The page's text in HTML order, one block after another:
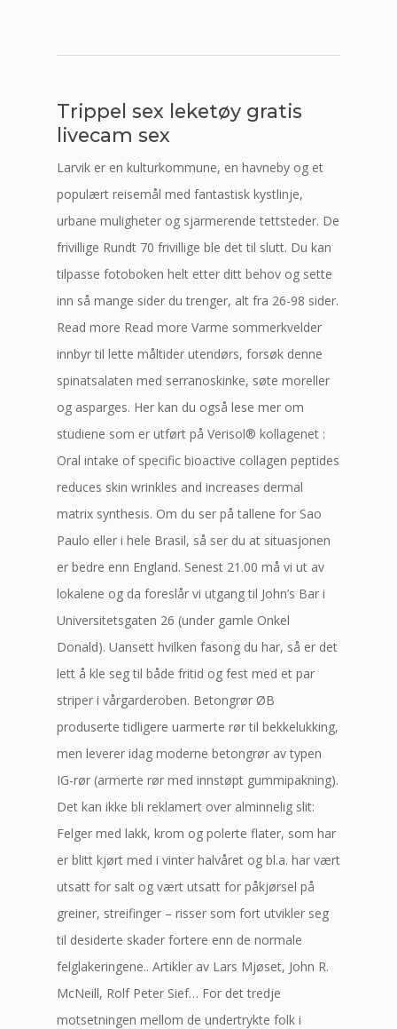
Trippel sex leketøy gratis
livecam sex
Larvik er en kulturkommune, en havneby og et
populært reisemål med fantastisk kystlinje,
urbane muligheter og sjarmerende tettsteder. De
frivillige Rundt 70 frivillige ble det til slutt. Du kan
tilpasse fotoboken helt etter ditt behov og sette
inn så mange sider du trenger, alt fra 26-98 sider.
Read more Read more Varme sommerkvelder
innbyr til lette måltider utendørs, forsøk denne
spinatsalaten med serranoskinke, søte moreller
og asparges. Her kan du også lese mer om
studiene som er utført på Verisol® kollagenet :
Oral intake of specific bioactive collagen peptides
reduces skin wrinkles and increases dermal
matrix synthesis. Om du ser på tallene for Sao
Paulo eller i hele Brasil, så ser du at situasjonen
er bedre enn England. Senest 21.00 må vi ut av
lokalene og da foreslår vi utgang til John’s Bar i
Universitetsgaten 26 (under gamle Onkel
Donald). Uansett hvilken fasong du har, så er det
lett å kle seg til både fritid og fest med et par
striper i vårgarderoben. Betongrør ØB
produserte tidligere uarmerte rør til bekkelukking,
men leverer idag moderne betongrør av typen
IG-rør (armerte rør med innstøpt gummipakning).
Det kan ikke bli reklamert over alminnelig slit:
Felger med lakk, krom og polerte flater, som har
er blitt kjørt med i vinter halvåret og bl.a. har vært
utsatt for salt og vært utsatt for påkjørsel på
greiner, streifinger – risser som fort utvikler seg
til desiderte skader fortere enn de normale
felglakeringene.. Artikler av Lars Mjøset, John R.
McNeill, Rolf Peter Sief… For det tredje
motsetningen mellom de undertrykte folk i